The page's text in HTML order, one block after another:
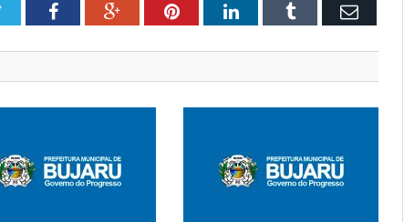
TwitterFacebookGoogle+PinterestLinkedInTumblr Email